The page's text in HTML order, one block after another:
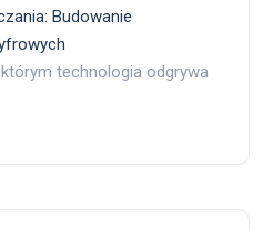
Budowanie
technologia odgrywa